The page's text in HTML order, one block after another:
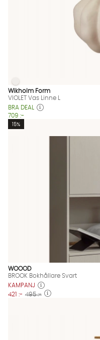
VIOLET Vas Linne L Finns
VIOLET Vas Linne L
Wikholm Form
VIOLET Vas Linne L
BRA DEAL
709 :-
15%
WOOOD
BROOK Bokhållare Svart
KAMPANJ
421 :- 495 :-